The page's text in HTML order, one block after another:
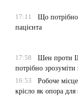
17:11
Що потрібно
пацієнта
17:58
Шен проти
потрібно зрозуміти
16:53
Робоче
крісло як опора для